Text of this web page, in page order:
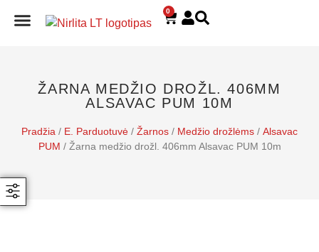
0
ŽARNA MEDŽIO DROŽL. 406MM
ALSAVAC PUM 10M
Pradžia / E. Parduotuvė / Žarnos / Medžio drožlėms / Alsavac
PUM / Žarna medžio drožl. 406mm Alsavac PUM 10m